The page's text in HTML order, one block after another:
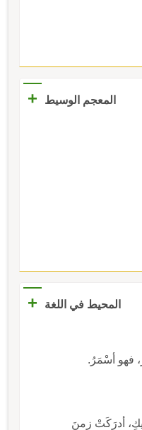
المعجم الوسيط
+
المحيط في اللغة
+
فهو أسْمَرُ.
أدرَكَتْ زمنَ